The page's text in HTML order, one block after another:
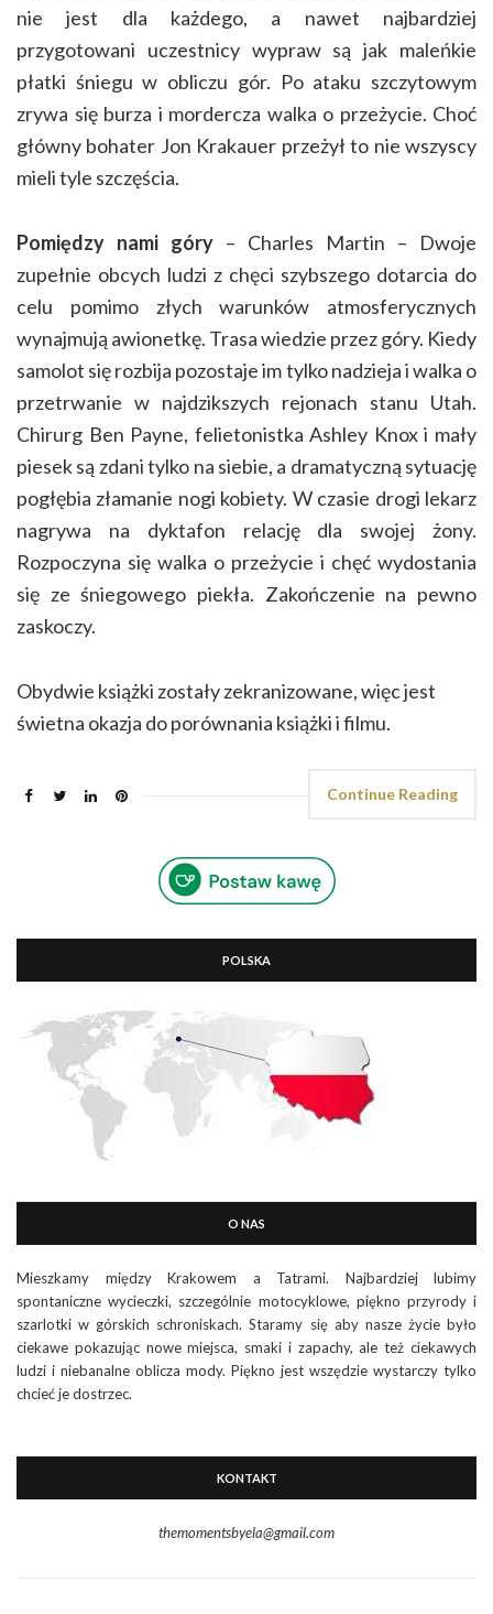
nie jest dla każdego, a nawet najbardziej
przygotowani uczestnicy wypraw są jak maleńkie
płatki śniegu w obliczu gór. Po ataku szczytowym
zrywa się burza i mordercza walka o przeżycie. Choć
główny bohater Jon Krakauer przeżył to nie wszyscy
mieli tyle szczęścia.
Pomiędzy nami góry – Charles Martin – Dwoje
zupełnie obcych ludzi z chęci szybszego dotarcia do
celu pomimo złych warunków atmosferycznych
wynajmują awionetkę. Trasa wiedzie przez góry. Kiedy
samolot się rozbija pozostaje im tylko nadzieja i walka o
przetrwanie w najdzikszych rejonach stanu Utah.
Chirurg Ben Payne, felietonistka Ashley Knox i mały
piesek są zdani tylko na siebie, a dramatyczną sytuację
pogłębia złamanie nogi kobiety. W czasie drogi lekarz
nagrywa na dyktafon relację dla swojej żony.
Rozpoczyna się walka o przeżycie i chęć wydostania
się ze śniegowego piekła. Zakończenie na pewno
zaskoczy.
Obydwie książki zostały zekranizowane, więc jest
świetna okazja do porównania książki i filmu.
Continue Reading
POLSKA
O NAS
Mieszkamy między Krakowem a Tatrami. Najbardziej lubimy
spontaniczne wycieczki, szczególnie motocyklowe, piękno przyrody i
szarlotki w górskich schroniskach. Staramy się aby nasze życie było
ciekawe pokazując nowe miejsca, smaki i zapachy, ale też ciekawych
ludzi i niebanalne oblicza mody. Piękno jest wszędzie wystarczy tylko
chcieć je dostrzec.
KONTAKT
themomentsbyela@gmail.com